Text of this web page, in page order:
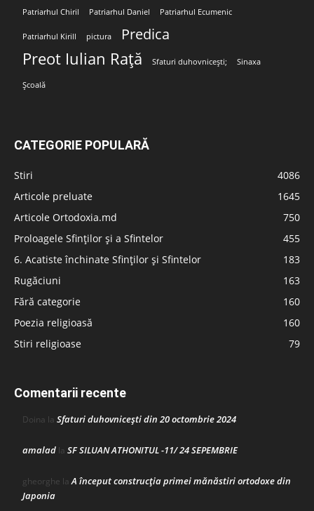
Patriarhul Chiril Patriarhul Daniel Patriarhul Ecumenic
Patriarhul Kirill pictura Predica
Preot Iulian Rață Sfaturi duhovnicești; Sinaxa
Școală
CATEGORIE POPULARĂ
Stiri
4086
Articole preluate
1645
Articole Ortodoxia.md
750
Proloagele Sfinților și a Sfintelor
455
6. Acatiste închinate Sfinților și Sfintelor
183
Rugăciuni
163
Fără categorie
160
Poezia religioasă
160
Stiri religioase
79
Comentarii recente
Doina la Sfaturi duhovnicești din 20 octombrie 2024
amalad la SF SILUAN ATHONITUL -11/ 24 SEPEMBRIE
gheorghe laA început construcţia primei mănăstiri ortodoxe din
Japonia